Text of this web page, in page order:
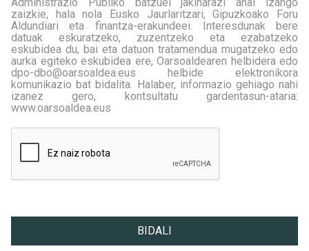
zaizkie, hala nola Eusko Jaurlaritzari, Gipuzkoako Foru
Aldundiari eta finantza-erakundeei. Interesdunak bere
datuak eskuratzeko, zuzentzeko eta ezabatzeko
eskubidea du, bai eta datuon tratamendua mugatzeko edo
aurka egiteko eskubidea ere, Oarsoaldearen helbidera edo
dpo-dbo@oarsoaldea.eus helbide elektronikora
komunikazio bat bidalita. Halaber, informazio gehiago nahi
izanez gero, kontsultatu gardentasun-ataria:
www.oarsoaldea.eus
BIDALI